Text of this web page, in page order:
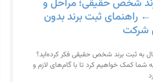
راهنمای ثبت برند بدون
شرکت
به ثبت برند شخص حقیقی فکر کرده‌اید؟
به شما کمک خواهیم کرد تا با گام‌های لازم و